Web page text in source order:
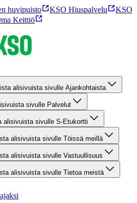
huvipuisto KSO Hiuspalvelu
KSO
Keittiö
alisivuista sivulle Ajankohtaista
sivulle Palvelut
alisivuista sivulle S-Etukortti
alisivuista sivulle Töissä meillä
alisivuista sivulle Vastuullisuus
alisivuista sivulle Tietoa meistä